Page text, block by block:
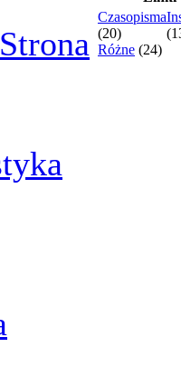
Strona
Czasopisma
(20)
Różne (24)